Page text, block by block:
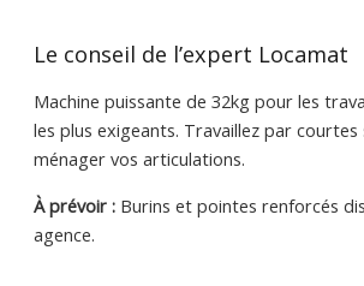
Le conseil de l’expert Locamat
Machine puissante de 32kg pour les
les plus exigeants. Travaillez par
ménager vos articulations.
À prévoir :Burins et pointes renforcés
agence.